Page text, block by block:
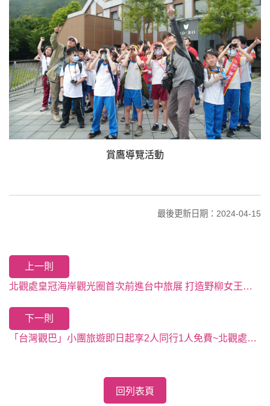
賞鷹導覽活動
最後更新日期：2024-04-15
上一則
北觀處皇冠海岸觀光圈首次前進台中旅展 打造野柳女王微型燈光秀
下一則
「台灣觀巴」小團旅遊即日起享2人同行1人免費~北觀處加贈限量好禮！
回列表頁